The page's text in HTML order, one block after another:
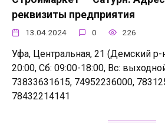
реквизиты предприятия
13.04.2024 0 226
Уфа, Центральная, 21 (Демский р-
20:00, Сб: 09:00-18:00, Вс:
73833631615, 74952236000,
78432214141